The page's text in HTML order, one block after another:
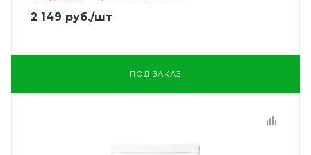
2 149 руб./шт
ПОД ЗАКАЗ